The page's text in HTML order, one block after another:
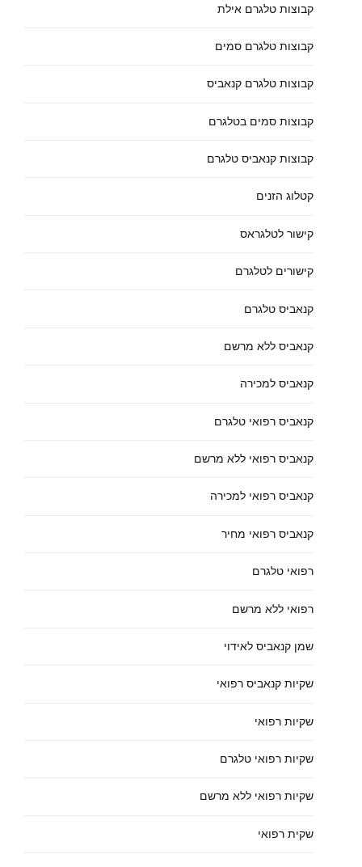
קבוצות טלגרם אילת
קבוצות טלגרם סמים
קבוצות טלגרם קנאביס
קבוצות סמים בטלגרם
קבוצות קנאביס טלגרם
קטלוג הזנים
קישור לטלגראס
קישורים לטלגרם
קנאביס טלגרם
קנאביס ללא מרשם
קנאביס למכירה
קנאביס רפואי טלגרם
קנאביס רפואי ללא מרשם
קנאביס רפואי למכירה
קנאביס רפואי מחיר
רפואי טלגרם
רפואי ללא מרשם
שמן קנאביס לאידוי
שקיות קנאביס רפואי
שקיות רפואי
שקיות רפואי טלגרם
שקיות רפואי ללא מרשם
שקית רפואי